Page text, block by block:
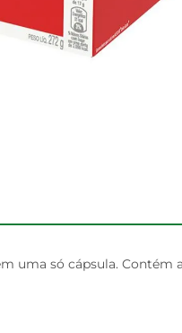
uma só cápsula.